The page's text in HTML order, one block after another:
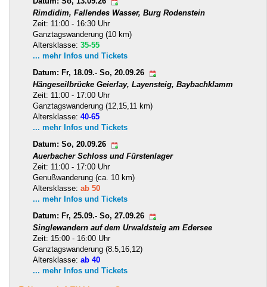
Rimdidim, Fallendes Wasser, Burg Rodenstein
Zeit: 11:00 - 16:30 Uhr
Ganztagswanderung (10 km)
Altersklasse: 35-55
... mehr Infos und Tickets
Datum: Fr, 18.09.- So, 20.09.26
Hängeseilbrücke Geierlay, Layensteig, Baybachklamm
Zeit: 11:00 - 17:00 Uhr
Ganztagswanderung (12,15,11 km)
Altersklasse: 40-65
... mehr Infos und Tickets
Datum: So, 20.09.26
Auerbacher Schloss und Fürstenlager
Zeit: 11:00 - 17:00 Uhr
Genußwanderung (ca. 10 km)
Altersklasse: ab 50
... mehr Infos und Tickets
Datum: Fr, 25.09.- So, 27.09.26
Singlewandern auf dem Urwaldsteig am Edersee
Zeit: 15:00 - 16:00 Uhr
Ganztagswanderung (8.5,16,12)
Altersklasse: ab 40
... mehr Infos und Tickets